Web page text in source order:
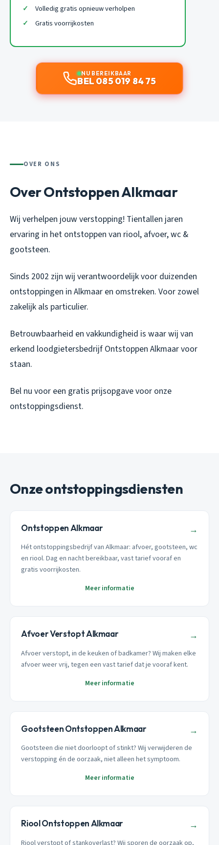
Volledig gratis opnieuw verholpen
Gratis voorrijkosten
NU BEREIKBAAR
BEL 085 019 84 75
OVER ONS
Over Ontstoppen Alkmaar
Wij verhelpen jouw verstopping! Tientallen jaren
ervaring in het ontstoppen van riool, afvoer, wc &
gootsteen.
Sinds 2002 zijn wij verantwoordelijk voor duizenden
ontstoppingen in Alkmaar en omstreken. Voor zowel
zakelijk als particulier.
Betrouwbaarheid en vakkundigheid is waar wij van
erkend loodgietersbedrijf Ontstoppen Alkmaar voor
staan.
Bel nu voor een gratis prijsopgave voor onze
ontstoppingsdienst.
Onze ontstoppingsdiensten
Ontstoppen Alkmaar →
Hét ontstoppingsbedrijf van Alkmaar: afvoer, gootsteen, wc
en riool. Dag en nacht bereikbaar, vast tarief vooraf en
gratis voorrijkosten.
Meer informatie
Afvoer Verstopt Alkmaar →
Afvoer verstopt, in de keuken of badkamer? Wij maken elke
afvoer weer vrij, tegen een vast tarief dat je vooraf kent.
Meer informatie
Gootsteen Ontstoppen Alkmaar →
Gootsteen die niet doorloopt of stinkt? Wij verwijderen de
verstopping én de oorzaak, niet alleen het symptoom.
Meer informatie
Riool Ontstoppen Alkmaar →
Riool verstopt of stankoverlast? Wij sporen de oorzaak op,